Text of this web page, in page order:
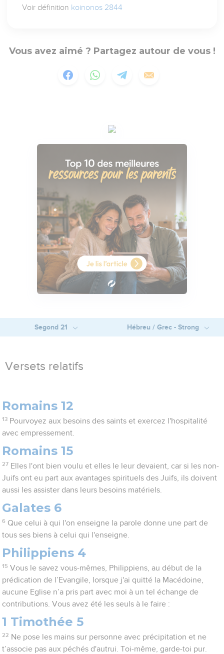
Voir définition koinonos 2844
Vous avez aimé ? Partagez autour de vous !
Segond 21 Hébreu / Grec - Strong
Versets relatifs
Romains 12
13 Pourvoyez aux besoins des saints et exercez l'hospitalité
avec empressement.
Romains 15
27 Elles l'ont bien voulu et elles le leur devaient, car si les non-
Juifs ont eu part aux avantages spirituels des Juifs, ils doivent
aussi les assister dans leurs besoins matériels.
Galates 6
6 Que celui à qui l'on enseigne la parole donne une part de
tous ses biens à celui qui l'enseigne.
Philippiens 4
15 Vous le savez vous-mêmes, Philippiens, au début de la
prédication de l’Evangile, lorsque j'ai quitté la Macédoine,
aucune Eglise n’a pris part avec moi à un tel échange de
contributions. Vous avez été les seuls à le faire :
1 Timothée 5
22 Ne pose les mains sur personne avec précipitation et ne
t’associe pas aux péchés d'autrui. Toi-même, garde-toi pur.